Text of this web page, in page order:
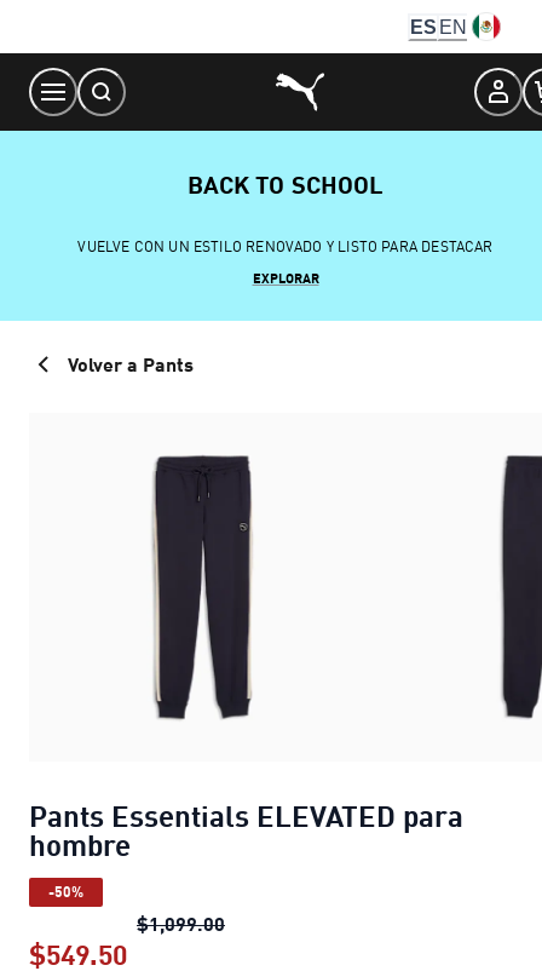
Content
ES EN
BACK TO SCHOOL
VUELVE CON UN ESTILO RENOVADO Y LISTO PARA DESTACAR
EXPLORAR
Volver a Pants
Pants Essentials ELEVATED para
hombre
-50%
$1,099.00Pants Essentials ELEVATED para
$549.50